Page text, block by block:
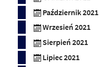
Październik 2021
Wrzesień 2021
Sierpień 2021
Lipiec 2021